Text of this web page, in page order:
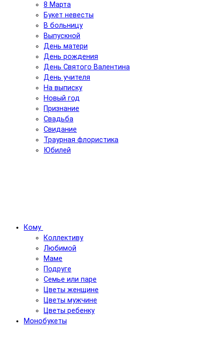
8 Марта
Букет невесты
В больницу
Выпускной
День матери
День рождения
День Святого Валентина
День учителя
На выписку
Новый год
Признание
Свадьба
Свидание
Траурная флористика
Юбилей
Кому
Коллективу
Любимой
Маме
Подруге
Семье или паре
Цветы женщине
Цветы мужчине
Цветы ребенку
Монобукеты